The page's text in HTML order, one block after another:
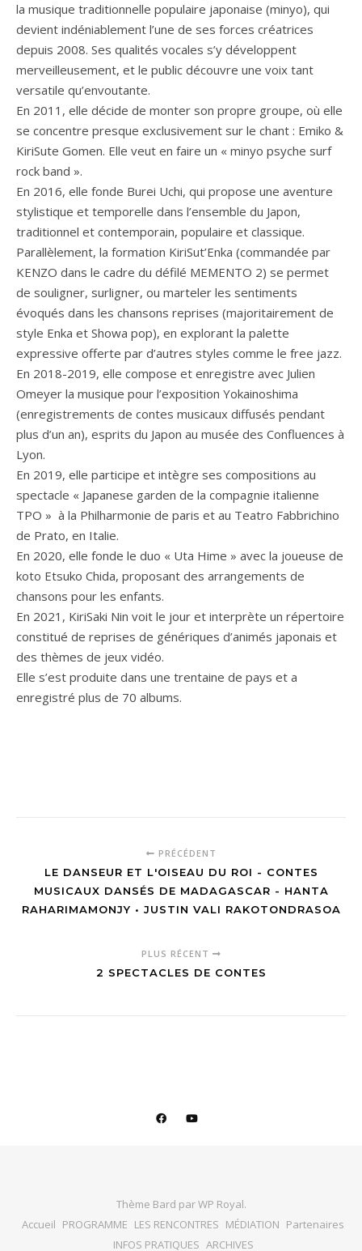
la musique traditionnelle populaire japonaise (minyo), qui
devient indéniablement l’une de ses forces créatrices
depuis 2008. Ses qualités vocales s’y développent
merveilleusement, et le public découvre une voix tant
versatile qu’envoutante.
En 2011, elle décide de monter son propre groupe, où elle
se concentre presque exclusivement sur le chant : Emiko &
KiriSute Gomen. Elle veut en faire un « minyo psyche surf
rock band ».
En 2016, elle fonde Burei Uchi, qui propose une aventure
stylistique et temporelle dans l’ensemble du Japon,
traditionnel et contemporain, populaire et classique.
Parallèlement, la formation KiriSut’Enka (commandée par
KENZO dans le cadre du défilé MEMENTO 2) se permet
de souligner, surligner, ou marteler les sentiments
évoqués dans les chansons reprises (majoritairement de
style Enka et Showa pop), en explorant la palette
expressive offerte par d’autres styles comme le free jazz.
En 2018-2019, elle compose et enregistre avec Julien
Omeyer la musique pour l’exposition Yokainoshima
(enregistrements de contes musicaux diffusés pendant
plus d’un an), esprits du Japon au musée des Confluences à
Lyon.
En 2019, elle participe et intègre ses compositions au
spectacle « Japanese garden de la compagnie italienne
TPO » à la Philharmonie de paris et au Teatro Fabbrichino
de Prato, en Italie.
En 2020, elle fonde le duo « Uta Hime » avec la joueuse de
koto Etsuko Chida, proposant des arrangements de
chansons pour les enfants.
​En 2021, KiriSaki Nin voit le jour et interprète un répertoire
constitué de reprises de génériques d’animés japonais et
des thèmes de jeux vidéo.
​Elle s’est produite dans une trentaine de pays et a
enregistré plus de 70 albums.
PRÉCÉDENT
LE DANSEUR ET L'OISEAU DU ROI - CONTES
MUSICAUX DANSÉS DE MADAGASCAR - HANTA
RAHARIMAMONJY • JUSTIN VALI RAKOTONDRASOA
PLUS RÉCENT
2 SPECTACLES DE CONTES
Thème Bard parWP Royal.
Accueil PROGRAMME LES RENCONTRES MÉDIATION Partenaires
INFOS PRATIQUES ARCHIVES